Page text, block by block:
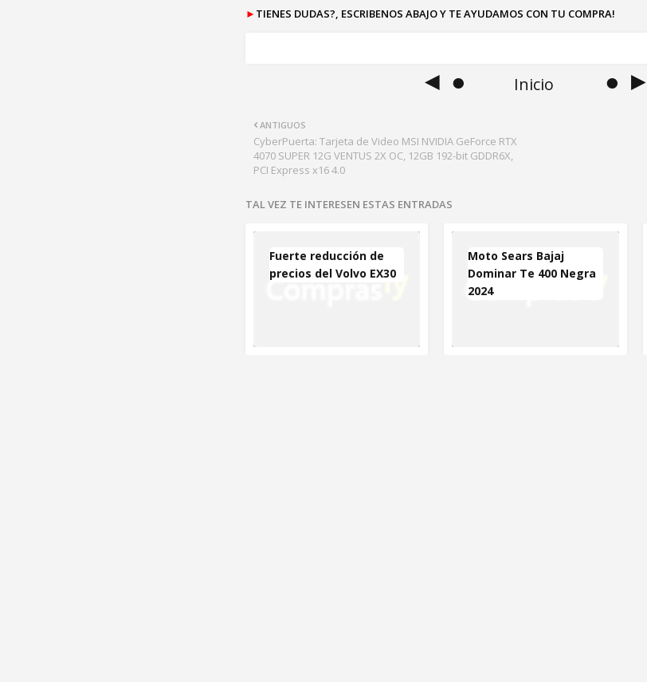
► TIENES DUDAS?, ESCRIBENOS ABAJO Y TE AYUDAMOS CON TU COMPRA!
◄ ● Inicio ● ►
ANTIGUOS
CyberPuerta: Tarjeta de Video MSI NVIDIA GeForce RTX
4070 SUPER 12G VENTUS 2X OC, 12GB 192-bit GDDR6X,
PCI Express x16 4.0
TAL VEZ TE INTERESEN ESTAS ENTRADAS
Fuerte reducción de
precios del Volvo EX30
Moto Sears Bajaj
Dominar Te 400 Negra
2024